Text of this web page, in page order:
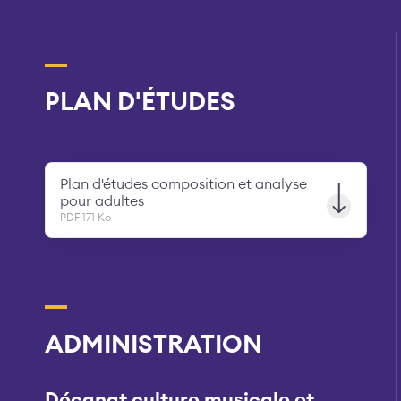
PLAN D'ÉTUDES
Plan d'études composition et analyse
pour adultes
PDF 171 Ko
ADMINISTRATION